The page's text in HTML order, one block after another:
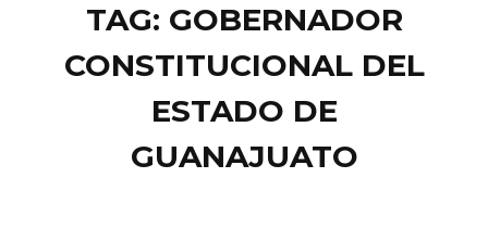
TAG: GOBERNADOR
CONSTITUCIONAL DEL
ESTADO DE
GUANAJUATO